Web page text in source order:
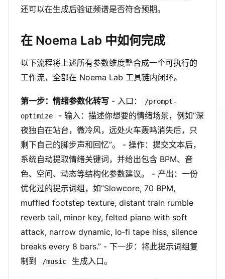
还可以在生成后验证频谱是否符合预期。
在 Noema Lab 中如何完成
以下流程将上述所有参数维度整合成一个可执行的
工作流，全部在 Noema Lab 工具链内闭环。
第一步：情绪参数化转写 - 入口：
/prompt-
optimize
- 输入：描述你想要的情绪场景，例如“深
夜独自在站台，微冷风，远处火车轰鸣消失后，只
剩下自己的脚步声和回忆”。 - 操作：提交文本后，
系统自动提取情绪关键词，并给出包含 BPM、音
色、空间、动态等结构化参数建议。 - 产出：一份
优化过的提示词组，如“Slowcore, 70 BPM,
muffled footstep texture, distant train rumble
reverb tail, minor key, felted piano with soft
attack, narrow dynamic, lo‑fi tape hiss, silence
breaks every 8 bars.” - 下一步：将此提示词组复
制到
/music 生成入口。